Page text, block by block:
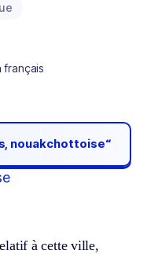
français
nouakchottoise“
à cette ville,